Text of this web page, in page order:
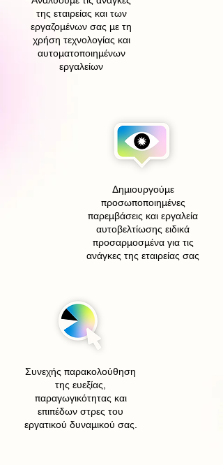
της εταιρείας και των
εργαζομένων σας με τη
χρήση τεχνολογίας και
αυτοματοποιημένων
εργαλείων
Δημιουργούμε
προσωποποιημένες
παρεμβάσεις και εργαλεία
αυτοβελτίωσης ειδικά
προσαρμοσμένα για τις
ανάγκες της εταιρείας σας
Συνεχής παρακολούθηση
της ευεξίας,
παραγωγικότητας και
επιπέδων στρες του
εργατικού δυναμικού σας.